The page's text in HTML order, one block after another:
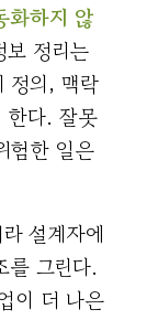
화하지 않
정리는
정의, 맥락
한다. 잘못
험한 일은
설계자에
를 그린다.
이 더 나은